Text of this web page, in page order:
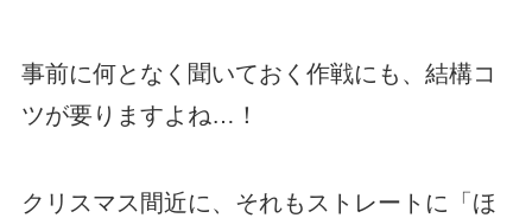
事前に何となく聞いておく作戦にも、結構コ
ツが要りますよね…！
クリスマス間近に、それもストレートに「ほ